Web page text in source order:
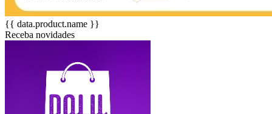
{{ data.product.name }}
Receba novidades